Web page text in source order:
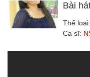
Bài
Thể
Ca sĩ: